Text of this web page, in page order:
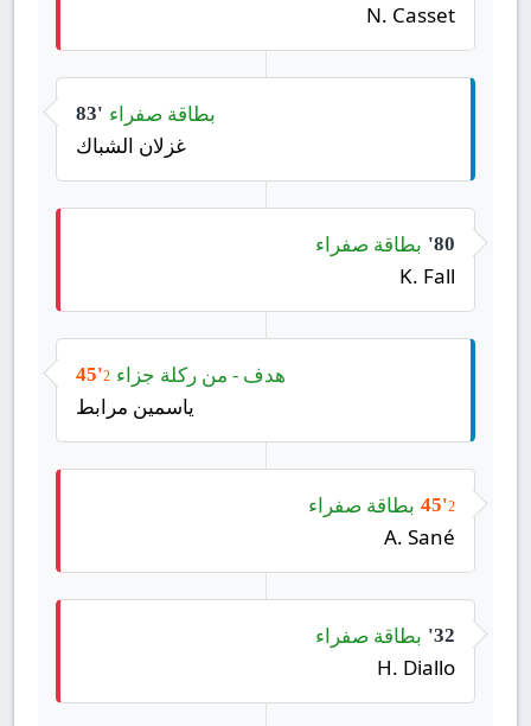
N. Casset
83' بطاقة صفراء
غزلان الشباك
80' بطاقة صفراء
K. Fall
45'2 هدف - من ركلة جزاء
ياسمين مرابط
45'2
بطاقة صفراء
A. Sané
32' بطاقة صفراء
H. Diallo